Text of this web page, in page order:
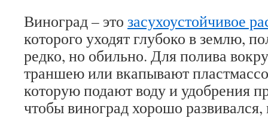
Виноград – это засухоустойчивое
которого уходят глубоко в землю,
редко, но обильно. Для полива
траншею или вкапывают
которую подают воду и удобрения
чтобы виноград хорошо